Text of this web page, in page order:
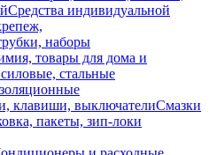
Средства индивидуальной
наборы
товары для дома и
стальные
клавиши, выключателиСмазки
пакеты, зип-локи